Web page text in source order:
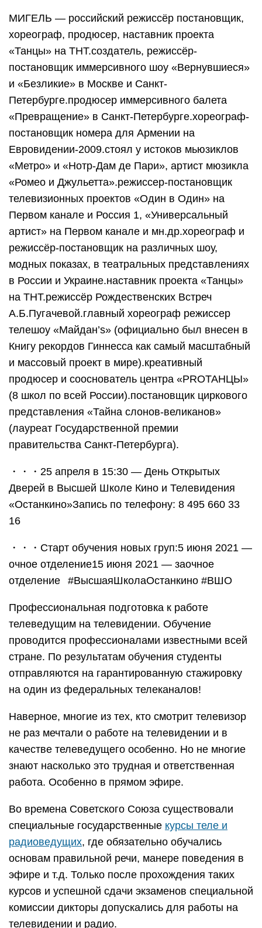
МИГЕЛЬ — российский режиссёр постановщик,
хореограф, продюсер, наставник проекта
«Танцы» на ТНТ.создатель, режиссёр-
постановщик иммерсивного шоу «Вернувшиеся»
и «Безликие» в Москве и Санкт-
Петербурге.продюсер иммерсивного балета
«Превращение» в Санкт-Петербурге.хореограф-
постановщик номера для Армении на
Евровидении-2009.стоял у истоков мьюзиклов
«Метро» и «Нотр-Дам де Пари», артист мюзикла
«Ромео и Джульетта».режиссер-постановщик
телевизионных проектов «Один в Один» на
Первом канале и Россия 1, «Универсальный
артист» на Первом канале и мн.др.хореограф и
режиссёр-постановщик на различных шоу,
модных показах, в театральных представлениях
в России и Украине.наставник проекта «Танцы»
на ТНТ.режиссёр Рождественских Встреч
А.Б.Пугачевой.главный хореограф режиссер
телешоу «Майдан’s» (официально был внесен в
Книгу рекордов Гиннесса как самый масштабный
и массовый проект в мире).креативный
продюсер и сооснователь центра «PROТАНЦЫ»
(8 школ по всей России).постановщик циркового
представления «Тайна слонов-великанов»
(лауреат Государственной премии
правительства Санкт-Петербурга).
・・・25 апреля в 15:30 — День Открытых
Дверей в Высшей Школе Кино и Телевидения
«Останкино»Запись по телефону: 8 495 660 33
16
・・・Старт обучения новых груп:5 июня 2021 —
очное отделение15 июня 2021 — заочное
отделение⠀#ВысшаяШколаОстанкино #ВШО
Профессиональная подготовка к работе
телеведущим на телевидении. Обучение
проводится профессионалами известными всей
стране. По результатам обучения студенты
отправляются на гарантированную стажировку
на один из федеральных телеканалов!
Наверное, многие из тех, кто смотрит телевизор
не раз мечтали о работе на телевидении и в
качестве телеведущего особенно. Но не многие
знают насколько это трудная и ответственная
работа. Особенно в прямом эфире.
Во времена Советского Союза существовали
специальные государственные курсы теле и
радиоведущих, где обязательно обучались
основам правильной речи, манере поведения в
эфире и т.д. Только после прохождения таких
курсов и успешной сдачи экзаменов специальной
комиссии дикторы допускались для работы на
телевидении и радио.